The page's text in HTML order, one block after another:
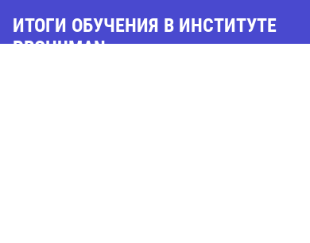
ИТОГИ ОБУЧЕНИЯ В ИНСТИТУТЕ
PROHUMAN: